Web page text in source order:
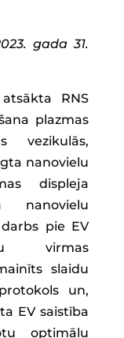
gada 31.
RNS
plazmas
vezikulās,
nanovielu
displeja
nanovielu
pie EV
virmas
slaidu
un,
EV saistība
optimālu